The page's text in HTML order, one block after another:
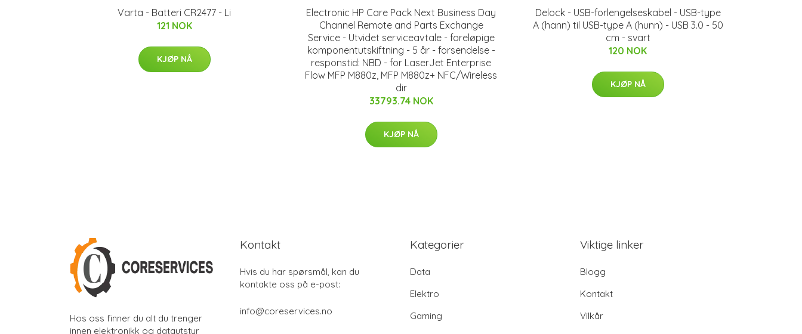
Varta - Batteri CR2477 - Li
121 NOK
KJØP NÅ
Electronic HP Care Pack Next Business Day
Channel Remote and Parts Exchange
Service - Utvidet serviceavtale - foreløpige
komponentutskiftning - 5 år - forsendelse -
responstid: NBD - for LaserJet Enterprise
Flow MFP M880z, MFP M880z+ NFC/Wireless
dir
33793.74 NOK
KJØP NÅ
Delock - USB-forlengelseskabel - USB-type
A (hann) til USB-type A (hunn) - USB 3.0 - 50
cm - svart
120 NOK
KJØP NÅ
Hos oss finner du alt du trenger
innen elektronikk og datautstyr
Kontakt
Hvis du har spørsmål, kan du
kontakte oss på e-post:
info@coreservices.no
Kategorier
Data
Elektro
Gaming
Viktige linker
Blogg
Kontakt
Vilkår